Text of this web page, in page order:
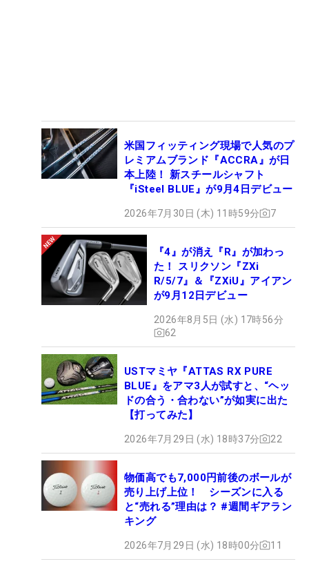
米国フィッティング現場で人気のプ
レミアムブランド『ACCRA』が日
本上陸！ 新スチールシャフト
『iSteel BLUE』が9月4日デビュー
2026年7月30日 (木) 11時59分 7
『4』が消え『R』が加わっ
た！ スリクソン『ZXi
R/5/7』＆『ZXiU』アイアン
が9月12日デビュー
2026年8月5日 (水) 17時56分
62
USTマミヤ『ATTAS RX PURE
BLUE』をアマ3人が試すと、“ヘッ
ドの合う・合わない”が如実に出た
【打ってみた】
2026年7月29日 (水) 18時37分 22
物価高でも7,000円前後のボールが
売り上げ上位！ シーズンに入る
と“売れる”理由は？ #週間ギアラン
キング
2026年7月29日 (水) 18時00分 11